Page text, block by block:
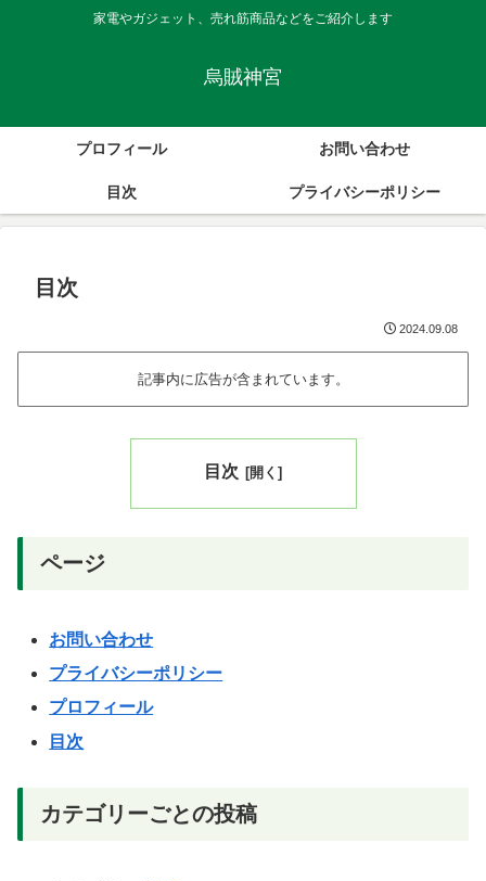
家電やガジェット、売れ筋商品などをご紹介します
烏賊神宮
プロフィール お問い合わせ
目次 プライバシーポリシー
目次
2024.09.08
記事内に広告が含まれています。
目次
ページ
お問い合わせ
プライバシーポリシー
プロフィール
目次
カテゴリーごとの投稿